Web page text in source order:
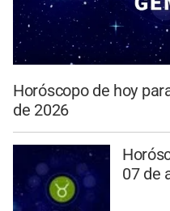
Horóscopo de hoy
de 2026
07 de